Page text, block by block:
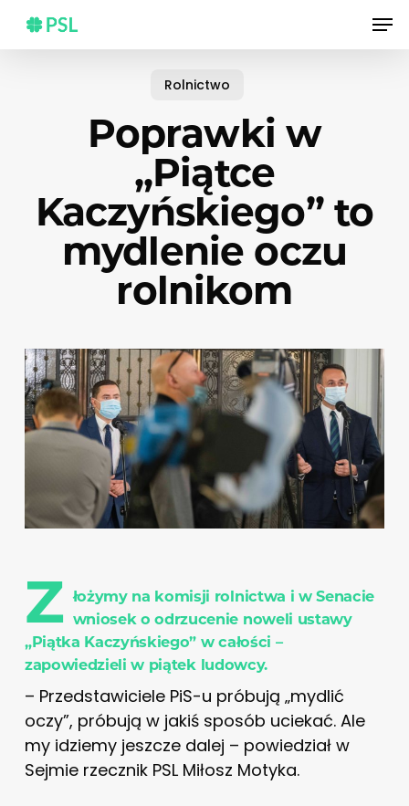
main
Rolnictwo
Poprawki w
„Piątce
Kaczyńskiego” to
mydlenie oczu
rolnikom
Z łożymy na komisji rolnictwa i w Senacie
wniosek o odrzucenie noweli ustawy
„Piątka Kaczyńskiego” w całości –
zapowiedzieli w piątek ludowcy.
– Przedstawiciele PiS-u próbują „mydlić
oczy”, próbują w jakiś sposób uciekać. Ale
my idziemy jeszcze dalej – powiedział w
Sejmie rzecznik PSL Miłosz Motyka.